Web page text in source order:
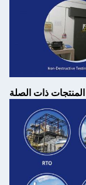
المنتجات ذات الصلة